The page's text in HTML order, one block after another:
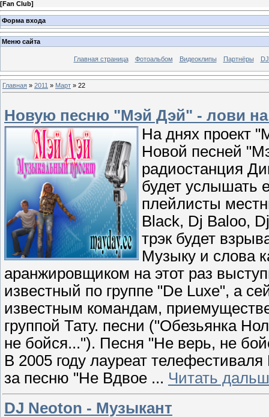
[Fan Club]
Форма входа
Меню сайта
Главная страница Фотоальбом Видеоклипы Партнёры
Главная » 2011 » Март » 22
Новую песню "Мэй Дэй" - лови
На днях проект
Новой песней
радиостанция
будет услышать
плeйлисты
Black, Dj Baloo,
трэк будет
Музыку и слова
аранжировщиком на этот раз
известный по группе "De Luxe", а
известным командам,
группой Тату. песни ("Обезьянка
не бойся..."). Песня "Не верь, не
В 2005 году лауреат
за песню "Не Вдвое ... Читать
DJ Neoton - Музыкант